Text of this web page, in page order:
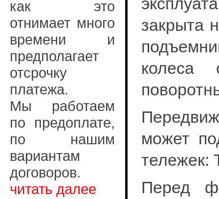
как это
отнимает много
времени и
предполагает
отсрочку
платежа.
Мы работаем
по предоплате,
по нашим
вариантам
договоров.
читать далее
закрыта
может
Перед